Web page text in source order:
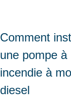
Comment
une pompe à
incendie à
diesel